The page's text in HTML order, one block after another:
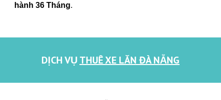
hành 36 Tháng.
DỊCH VỤTHUÊ XE LĂN ĐÀ NẴNG